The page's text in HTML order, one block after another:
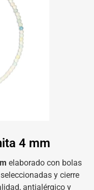
4 mm
elaborado con bolas
y cierre
antialérgico y